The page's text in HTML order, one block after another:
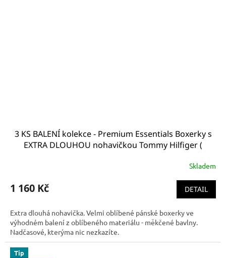
3 KS BALENÍ kolekce - Premium Essentials Boxerky s
EXTRA DLOUHOU nohavičkou Tommy Hilfiger (
Skladem
1 160 Kč DETAIL
Extra dlouhá nohavička. Velmi oblíbené pánské boxerky ve
výhodném balení z oblíbeného materiálu - měkčené bavlny.
Nadčasové, kterýma nic nezkazíte.
Tip